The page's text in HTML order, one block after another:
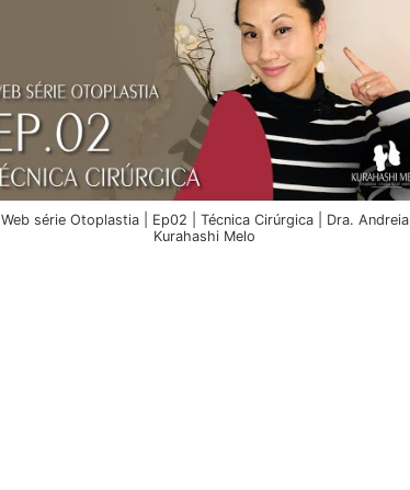
Web série Otoplastia | Ep02 | Técnica Cirúrgica | Dra. Andreia
Kurahashi Melo